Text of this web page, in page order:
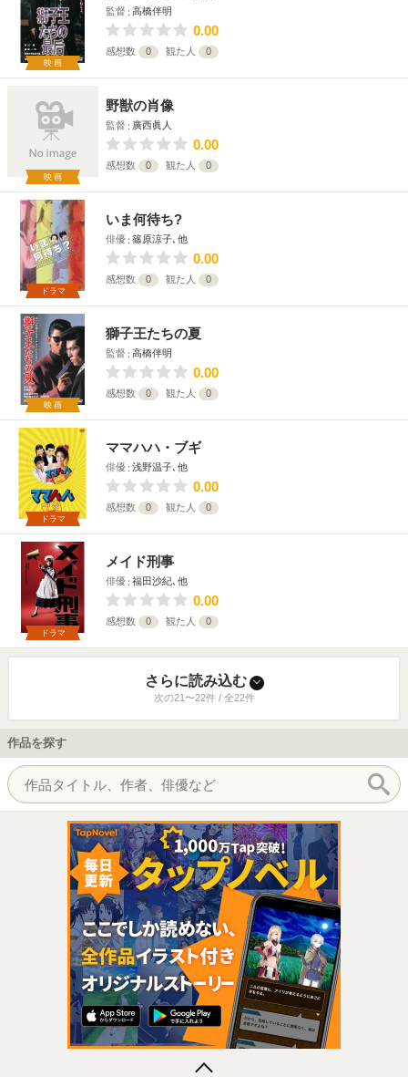
映画
監督 高橋伴明
0.00
感想数 0 観た人 0
映画
野獣の肖像
監督 廣西眞人
0.00
感想数 0 観た人 0
ドラマ
いま何待ち?
俳優 篠原涼子､他
0.00
感想数 0 観た人 0
映画
獅子王たちの夏
監督 高橋伴明
0.00
感想数 0 観た人 0
ドラマ
ママハハ・ブギ
俳優 浅野温子､他
0.00
感想数 0 観た人 0
ドラマ
メイド刑事
俳優 福田沙紀､他
0.00
感想数 0 観た人 0
さらに読み込む
次の21〜22件 / 全22件
作品を探す